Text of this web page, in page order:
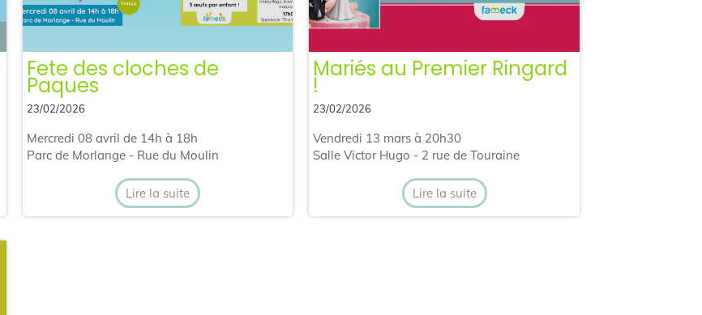
Fete des cloches de
Paques
23/02/2026
Mercredi 08 avril de 14h à 18h
Parc de Morlange - Rue du Moulin
Lire la suite
Mariés au Premier Ringard
!
23/02/2026
Vendredi 13 mars à 20h30
Salle Victor Hugo - 2 rue de Touraine
Lire la suite